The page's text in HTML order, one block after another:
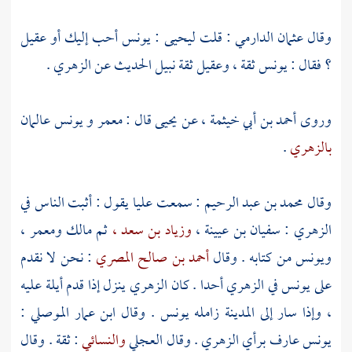
وقالعثمان الدارمي: قلتليحيى :يونسأحب إليك أوعقيل
؟فقال :يونسثقة ،وعقيلثقة نبيل الحديث عنالزهري.
وروىأحمد بن أبي خيثمة ،عنيحيىقال :معمرويونسعالمان
بالزهري.
وقالمحمد بن عبد الرحيم : سمعتعليايقول : أثبت الناس في
الزهري :سفيان بن عيينة ،وزياد بن سعد ،ثممالكومعمر ،
ويونسمن كتابه . وقالأحمد بن صالح المصري : نحن لا نقدم
علىيونسفيالزهريأحدا . كانالزهريينزل إذا قدمأيلةعليه
، وإذا سار إلى المدينة زاملهيونس . وقال ابن عمار الموصلي :
يونسعارف برأيالزهري. وقالالعجليوالنسائي: ثقة . وقال